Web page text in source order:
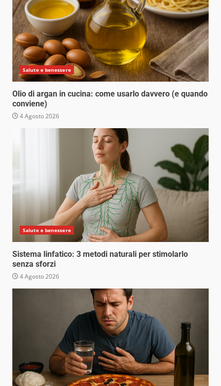
Salute e benessere
Olio di argan in cucina: come usarlo davvero (e quando
conviene)
4 Agosto 2026
Salute e benessere
Sistema linfatico: 3 metodi naturali per stimolarlo
senza sforzi
4 Agosto 2026